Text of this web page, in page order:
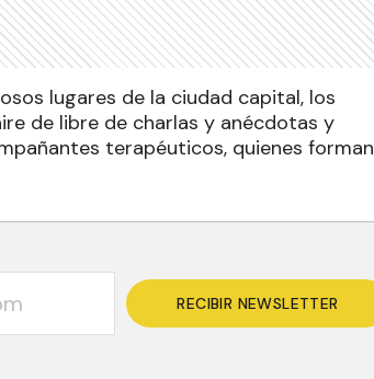
lugares de la ciudad capital, los
de libre de charlas y anécdotas y
terapéuticos, quienes forman
RECIBIR NEWSLETTER